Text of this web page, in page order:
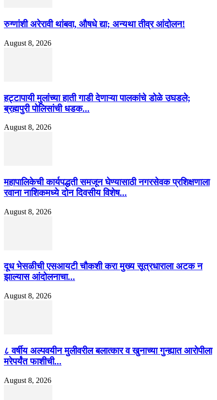
रुग्णांशी अरेरावी थांबवा, औषधे द्या; अन्यथा तीव्र आंदोलन!
August 8, 2026
हट्टापायी मुलांच्या हाती गाडी देणाऱ्या पालकांचे डोळे उघडले;
ब्रह्मपुरी पोलिसांची धडक...
August 8, 2026
महापालिकेची कार्यपद्धती समजून घेण्यासाठी नगरसेवक प्रशिक्षणाला
रवाना नाशिकमध्ये दोन दिवसीय विशेष...
August 8, 2026
दूध भेसळीची एसआयटी चौकशी करा मुख्य सूत्रधाराला अटक न
झाल्यास आंदोलनाचा...
August 8, 2026
८ वर्षीय अल्पवयीन मुलीवरील बलात्कार व खुनाच्या गुन्ह्यात आरोपीला
मरेपर्यंत फाशीची...
August 8, 2026